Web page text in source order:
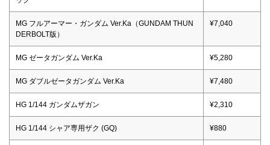
MG フルアーマー・ガンダム Ver.Ka（GUNDAM THUN
DERBOLT版）
¥7,040
MG ゼータガンダム Ver.Ka ¥5,280
MG ダブルゼータガンダム Ver.Ka ¥7,480
HG 1/144 ガンダムザガン ¥2,310
HG 1/144 シャア専用ザク (GQ) ¥880